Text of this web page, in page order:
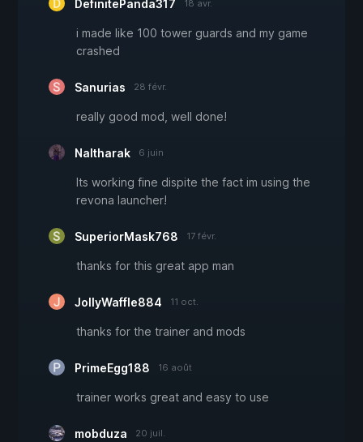
DefinitePanda317 18 avr.
i made like 100 tower guards and my game
crashed
Sanurias 28 févr.
really good mod, well done!
Naltharak 6 juin
Its working fine dispite the fact im using the
revona launcher!
SuperiorMask768 17 févr.
thanks for this great app man
JollyWaffle884 11 oct.
thanks for the trainer and mods
PrimeEgg188 16 août
trainer works great and easy to use
mobduza 20 juil.